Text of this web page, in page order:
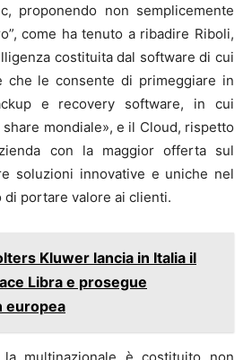
proponendo non semplicemente
come ha tenuto a ribadire Riboli,
costituita dal software di cui
che le consente di primeggiare in
e recovery software, in cui
mondiale», e il Cloud, rispetto
con la maggior offerta sul
soluzioni innovative e uniche nel
di portare valore ai clienti.
Kluwer lancia in Italia il
Libra e prosegue
europea